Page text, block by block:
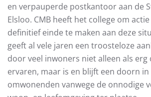
en verpauperde postkantoor aan de
Elsloo. CMB heeft het college om
definitief einde te maken aan deze
geeft al vele jaren een troosteloze
door veel inwoners niet alleen als
ervaren, maar is en blijft een doorn
omwonenden vanwege de onnodige